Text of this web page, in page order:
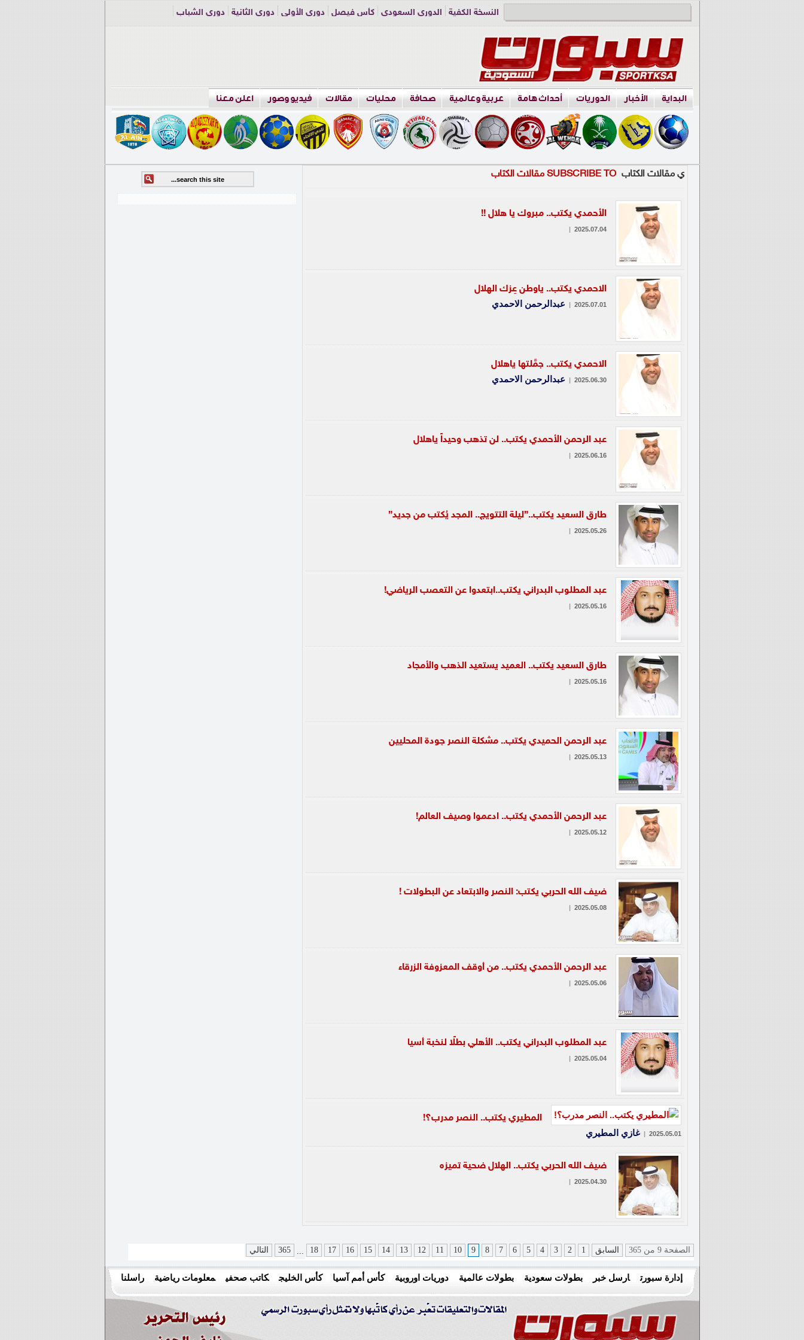
النسخة الكفية الدوري السعودي كأس فيصل دوري الأولى دوري الثانية
دوري الشباب
البداية الأخبار الدوريات أحداث هامة عربية وعالمية صحافة محليات مقالات فيديو وصور اعلن معنا
ي مقالات الكتاب SUBSCRIBE TO مقالات الكتاب
الأحمدي يكتب.. مبروك يا هلال !!
2025.07.04
|
الاحمدي يكتب.. ياوطن عِزك الهلال
2025.07.01
| عبدالرحمن الاحمدي
الاحمدي يكتب.. جمَّلتها ياهلال
2025.06.30
| عبدالرحمن الاحمدي
عبد الرحمن الأحمدي يكتب.. لن تذهب وحيداً ياهلال
2025.06.16
|
طارق السعيد يكتب..”ليلة التتويج.. المجد يُكتب من جديد”
2025.05.26
|
عبد المطلوب البدراني يكتب..ابتعدوا عن التعصب الرياضي!
2025.05.16
|
طارق السعيد يكتب.. العميد يستعيد الذهب والأمجاد
2025.05.16
|
عبد الرحمن الحميدي يكتب.. مشكلة النصر جودة المحليين
2025.05.13
|
عبد الرحمن الأحمدي يكتب.. ادعموا وصيف العالم!
2025.05.12
|
ضيف الله الحربي يكتب: ‏النصر والابتعاد عن البطولات !
2025.05.08
|
عبد الرحمن الأحمدي يكتب.. من أوقف المعزوفة الزرقاء
2025.05.06
|
عبد المطلوب البدراني يكتب.. الأهلي بطلًا لنخبة أسيا
2025.05.04
|
المطيري يكتب.. النصر مدرب؟!
2025.05.01
| غازي المطيري
ضيف الله الحربي يكتب.. الهلال ضحية تميزه
2025.04.30
|
الصفحة 9 من 365 السابق 1
2
3
4
5
6
7
8
9
10
11
12
13
14
15
16
17
18
...
365 التالي
إدارة سبورت ارسل خبر بطولات سعودية بطولات عالمية دوريات اوروبية كأس أمم آسيا كأس الخليج كاتب صحفي معلومات رياضية راسلنا